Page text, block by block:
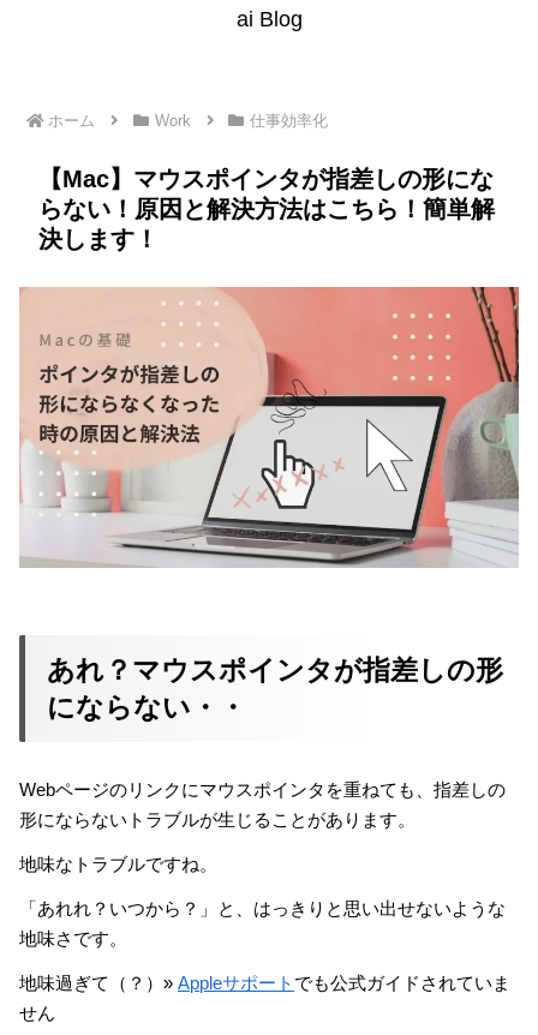
ai Blog
ホーム Work 仕事効率化
【Mac】マウスポインタが指差しの形にな
らない！原因と解決方法はこちら！簡単解
決します！
あれ？マウスポインタが指差しの形
にならない・・
Webページのリンクにマウスポインタを重ねても、指差しの
形にならないトラブルが生じることがあります。
地味なトラブルですね。
「あれれ？いつから？」と、はっきりと思い出せないような
地味さです。
地味過ぎて（？）» Appleサポート でも公式ガイドされていま
せん